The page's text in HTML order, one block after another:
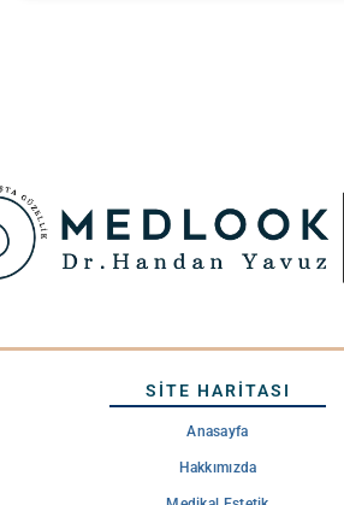
SITE HARİTASI
Anasayfa
Hakkımızda